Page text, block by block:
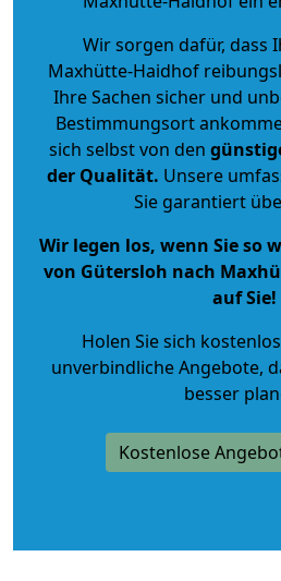
Wir sorgen dafür, dass
Maxhütte-Haidhof
Ihre Sachen sicher und
Bestimmungsort
sich selbst von den
der Qualität. Unsere
Sie garantiert
Wir legen los, wenn Sie so
von Gütersloh nach
auf Sie!
Holen Sie sich
unverbindliche Angebote,
besser
Kostenlose